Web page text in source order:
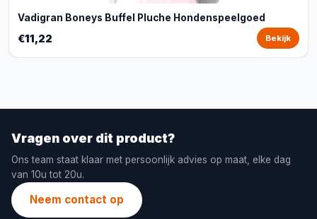
Vadigran Boneys Buffel Pluche Hondenspeelgoed
€11,22 Bekijk
Vragen over dit product?
Ons team staat klaar met persoonlijk advies op maat, elke dag
van 10u tot 20u.
Neem contact op